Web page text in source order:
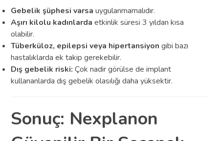
Gebelik şüphesi varsa uygulanmamalıdır.
Aşırı kilolu kadınlarda etkinlik süresi 3 yıldan kısa
olabilir.
Tüberküloz, epilepsi veya hipertansiyon gibi bazı
hastalıklarda ek takip gerekebilir.
Dış gebelik riski: Çok nadir görülse de implant
kullananlarda dış gebelik olasılığı daha yüksektir.
Sonuç: Nexplanon